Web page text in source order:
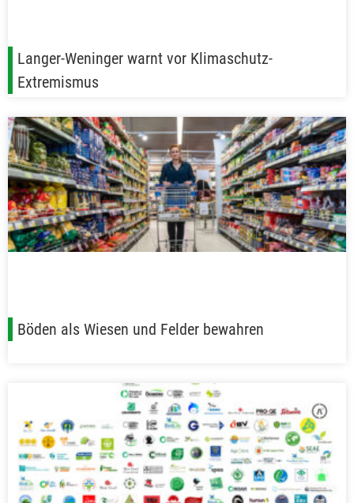
Langer-Weninger warnt vor Klimaschutz-
Extremismus
Böden als Wiesen und Felder bewahren